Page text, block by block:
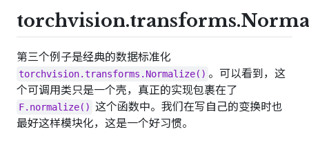
第三个例子是经典的数据标准化
torchvision.transforms.Normalize() 。可以看到，这
个可调用类只是一个壳，真正的实现包裹在了
F.normalize() 这个函数中。我们在写自己的变换时也
最好这样模块化，这是一个好习惯。